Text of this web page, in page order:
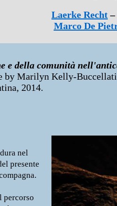
Laerke Recht–
Marco De
e della comunità
by Marilyn Kelly-Buccellati
2014.
nel
presente
percorso